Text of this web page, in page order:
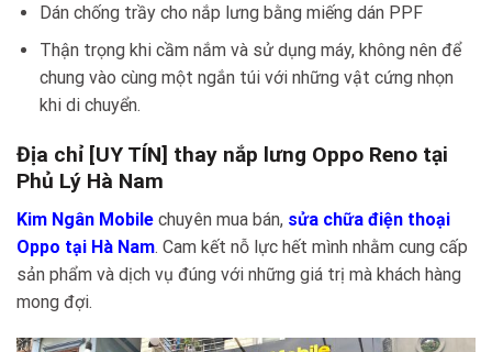
Dán chống trầy cho nắp lưng bằng miếng dán PPF
Thận trọng khi cầm nắm và sử dụng máy, không nên để
chung vào cùng một ngắn túi với những vật cứng nhọn
khi di chuyển.
Địa chỉ [UY TÍN] thay nắp lưng Oppo Reno tại
Phủ Lý Hà Nam
Kim Ngân Mobile chuyên mua bán, sửa chữa điện thoại
Oppo tại Hà Nam. Cam kết nỗ lực hết mình nhằm cung cấp
sản phẩm và dịch vụ đúng với những giá trị mà khách hàng
mong đợi.